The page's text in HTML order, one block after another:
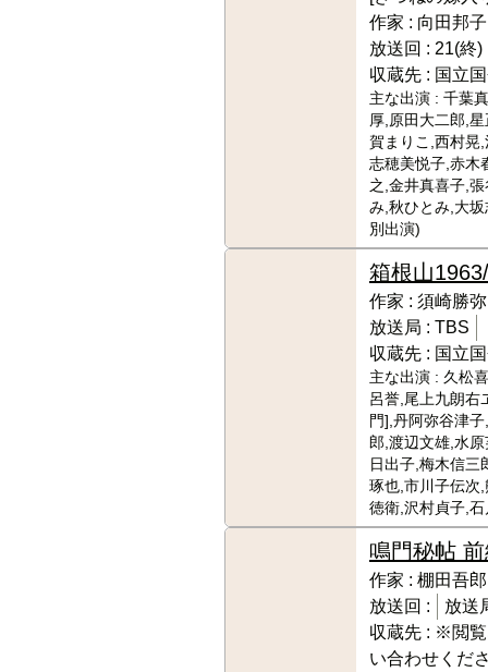
作家 : 向田邦子
放送回 : 21(終)
収蔵先 : 国立
主な出演 : 千葉
厚,原田大二郎,
賀まりこ,西村晃
志穂美悦子,赤木
之,金井真喜子,
み,秋ひとみ,大
別出演)
箱根山
作家 : 須崎勝弥
放送局 : TBS
収蔵先 : 国立
主な出演 : 久松
呂誉,尾上九朗右
門],丹阿弥谷津
郎,渡辺文雄,水
日出子,梅木信三
琢也,市川子伝次,
徳衛,沢村貞子,石
鳴門秘帖
作家 : 棚田吾
放送回 :
放送
収蔵先 : ※閲覧
い合わせくだ